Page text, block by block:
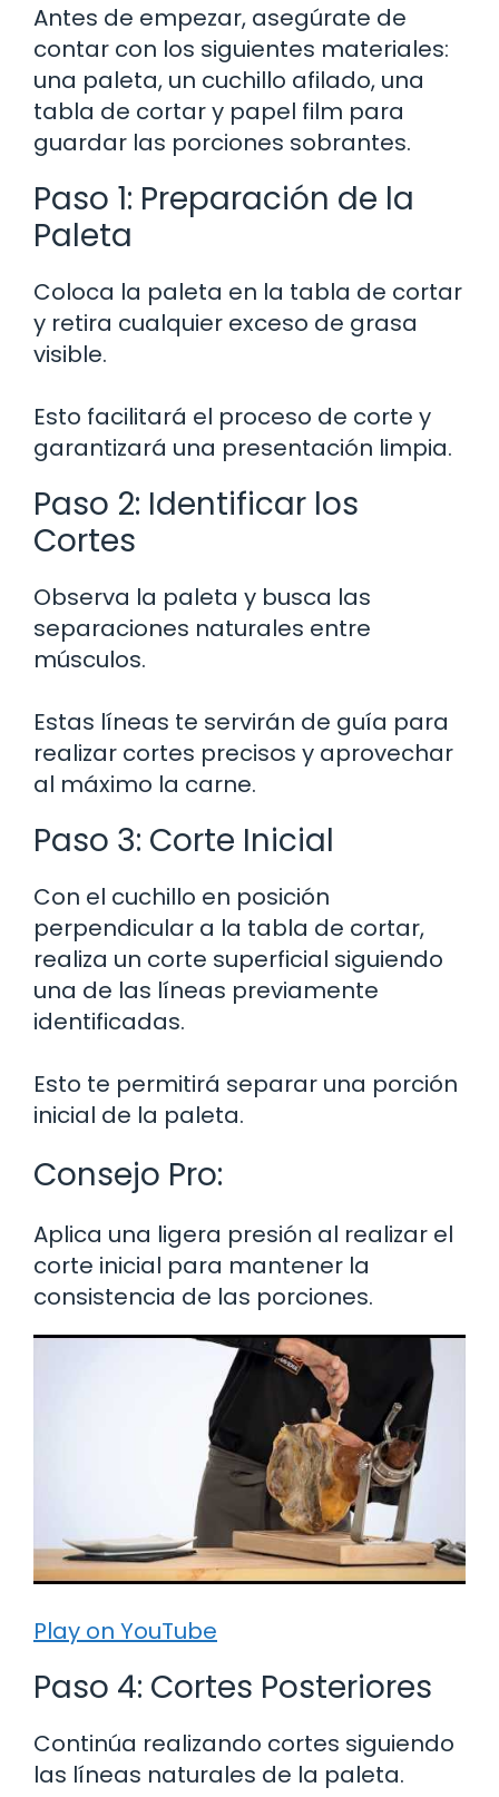
Antes de empezar, asegúrate de
contar con los siguientes materiales:
una paleta, un cuchillo afilado, una
tabla de cortar y papel film para
guardar las porciones sobrantes.
Paso 1: Preparación de la
Paleta
Coloca la paleta en la tabla de cortar
y retira cualquier exceso de grasa
visible.
Esto facilitará el proceso de corte y
garantizará una presentación limpia.
Paso 2: Identificar los
Cortes
Observa la paleta y busca las
separaciones naturales entre
músculos.
Estas líneas te servirán de guía para
realizar cortes precisos y aprovechar
al máximo la carne.
Paso 3: Corte Inicial
Con el cuchillo en posición
perpendicular a la tabla de cortar,
realiza un corte superficial siguiendo
una de las líneas previamente
identificadas.
Esto te permitirá separar una porción
inicial de la paleta.
Consejo Pro:
Aplica una ligera presión al realizar el
corte inicial para mantener la
consistencia de las porciones.
Play on YouTube
Paso 4: Cortes Posteriores
Continúa realizando cortes siguiendo
las líneas naturales de la paleta.